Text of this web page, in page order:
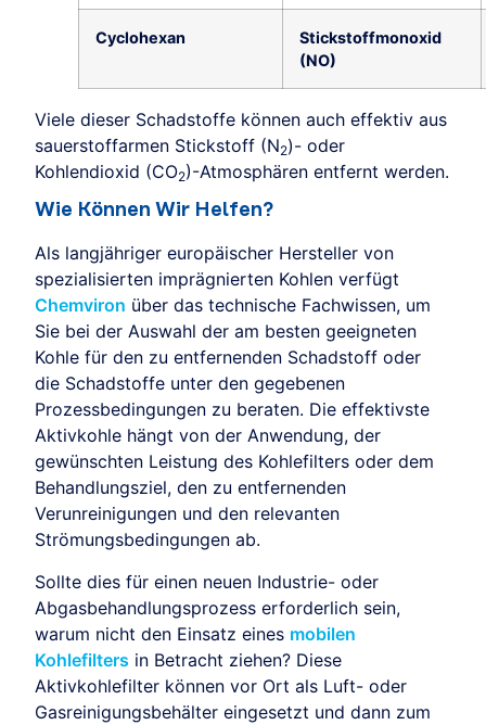
Cyclohexan
Stickstoffmonoxid
(NO)
Viele dieser Schadstoffe können auch effektiv aus
sauerstoffarmen Stickstoff (N2)- oder
Kohlendioxid (CO2)-Atmosphären entfernt werden.
Wie Können Wir Helfen?
Als langjähriger europäischer Hersteller von
spezialisierten imprägnierten Kohlen verfügt
Chemviron über das technische Fachwissen, um
Sie bei der Auswahl der am besten geeigneten
Kohle für den zu entfernenden Schadstoff oder
die Schadstoffe unter den gegebenen
Prozessbedingungen zu beraten. Die effektivste
Aktivkohle hängt von der Anwendung, der
gewünschten Leistung des Kohlefilters oder dem
Behandlungsziel, den zu entfernenden
Verunreinigungen und den relevanten
Strömungsbedingungen ab.
Sollte dies für einen neuen Industrie- oder
Abgasbehandlungsprozess erforderlich sein,
warum nicht den Einsatz eines mobilen
Kohlefilters in Betracht ziehen? Diese
Aktivkohlefilter können vor Ort als Luft- oder
Gasreinigungsbehälter eingesetzt und dann zum